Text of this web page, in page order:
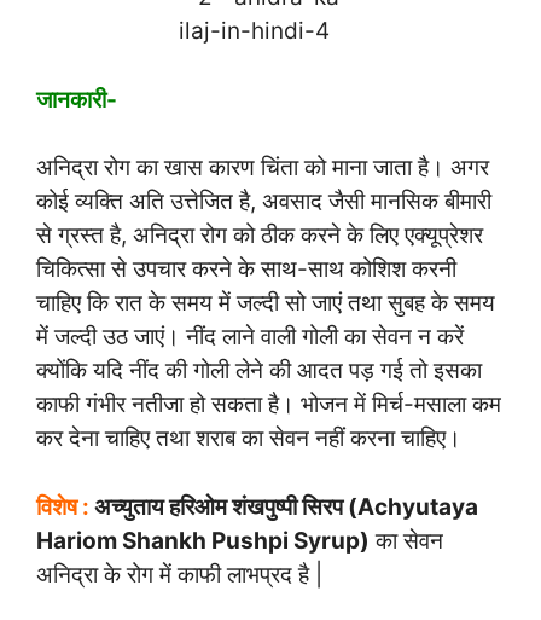
जानकारी-
अनिद्रा रोग का खास कारण चिंता को माना जाता है। अगर
कोई व्यक्ति अति उत्तेजित है, अवसाद जैसी मानसिक बीमारी
से ग्रस्त है, अनिद्रा रोग को ठीक करने के लिए एक्यूप्रेशर
चिकित्सा से उपचार करने के साथ-साथ कोशिश करनी
चाहिए कि रात के समय में जल्दी सो जाएं तथा सुबह के समय
में जल्दी उठ जाएं। नींद लाने वाली गोली का सेवन न करें
क्योंकि यदि नींद की गोली लेने की आदत पड़ गई तो इसका
काफी गंभीर नतीजा हो सकता है। भोजन में मिर्च-मसाला कम
कर देना चाहिए तथा शराब का सेवन नहीं करना चाहिए।
विशेष : अच्युताय हरिओम शंखपुष्पी सिरप (Achyutaya
Hariom Shankh Pushpi Syrup) का सेवन
अनिद्रा के रोग में काफी लाभप्रद है |